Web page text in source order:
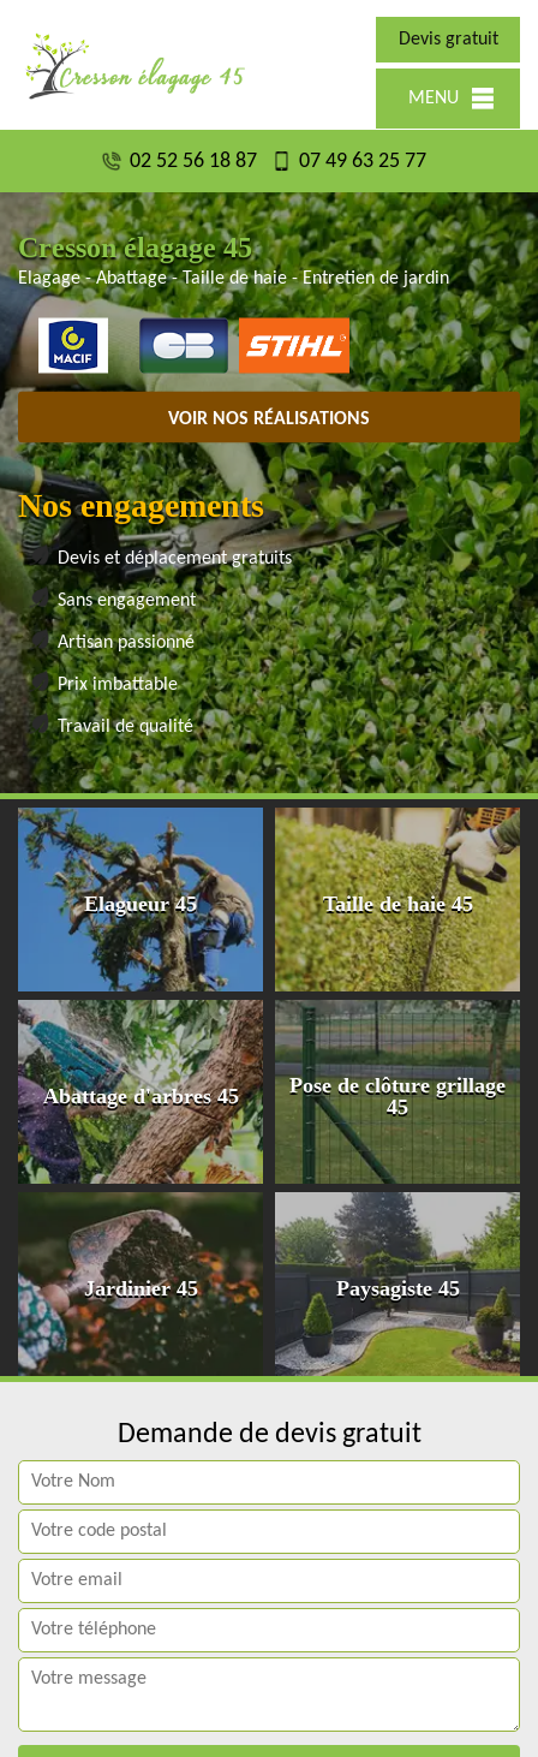
Devis gratuit
MENU
02 52 56 18 87 07 49 63 25 77
Cresson élagage 45
Elagage - Abattage - Taille de haie - Entretien de jardin
VOIR NOS RÉALISATIONS
Nos engagements
Devis et déplacement gratuits
Sans engagement
Artisan passionné
Prix imbattable
Travail de qualité
Elagueur 45 Taille de haie 45
Abattage d'arbres 45
Pose de clôture grillage
45
Jardinier 45 Paysagiste 45
Demande de devis gratuit